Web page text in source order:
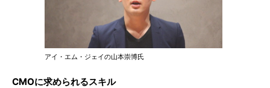
アイ・エム・ジェイの山本崇博氏
CMOに求められるスキル